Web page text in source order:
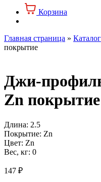
Корзина
Главная страница » Каталог
покрытие
Джи-
Zn покрытие
Длина: 2.5
Покрытие: Zn
Цвет: Zn
Вес, кг: 0
147 ₽